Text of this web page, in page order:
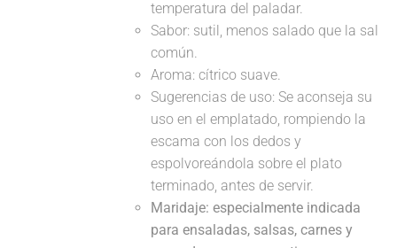
temperatura del paladar.
Sabor: sutil, menos salado que la sal
común.
Aroma: cítrico suave.
Sugerencias de uso: Se aconseja su
uso en el emplatado, rompiendo la
escama con los dedos y
espolvoreándola sobre el plato
terminado, antes de servir.
Maridaje: especialmente indicada
para ensaladas, salsas, carnes y